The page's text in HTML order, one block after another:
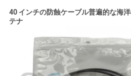
40 インチの防蝕ケーブル普遍的な海
テナ